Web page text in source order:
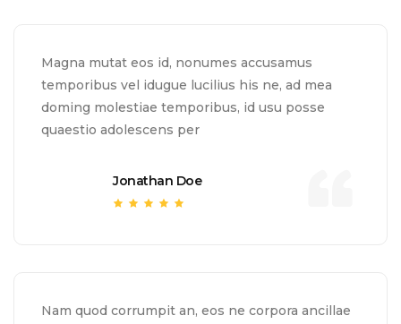
Magna mutat eos id, nonumes accusamus
temporibus vel idugue lucilius his ne, ad mea
doming molestiae temporibus, id usu posse
quaestio adolescens per
Jonathan Doe
Nam quod corrumpit an, eos ne corpora ancillae